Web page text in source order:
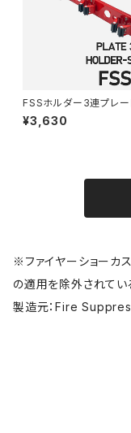
FSSホルダー3連プレー
ダー ネジタイプ FSS-
¥3,630
※ファイヤーショーカ
の適用を除外されてい
製造元：Fire